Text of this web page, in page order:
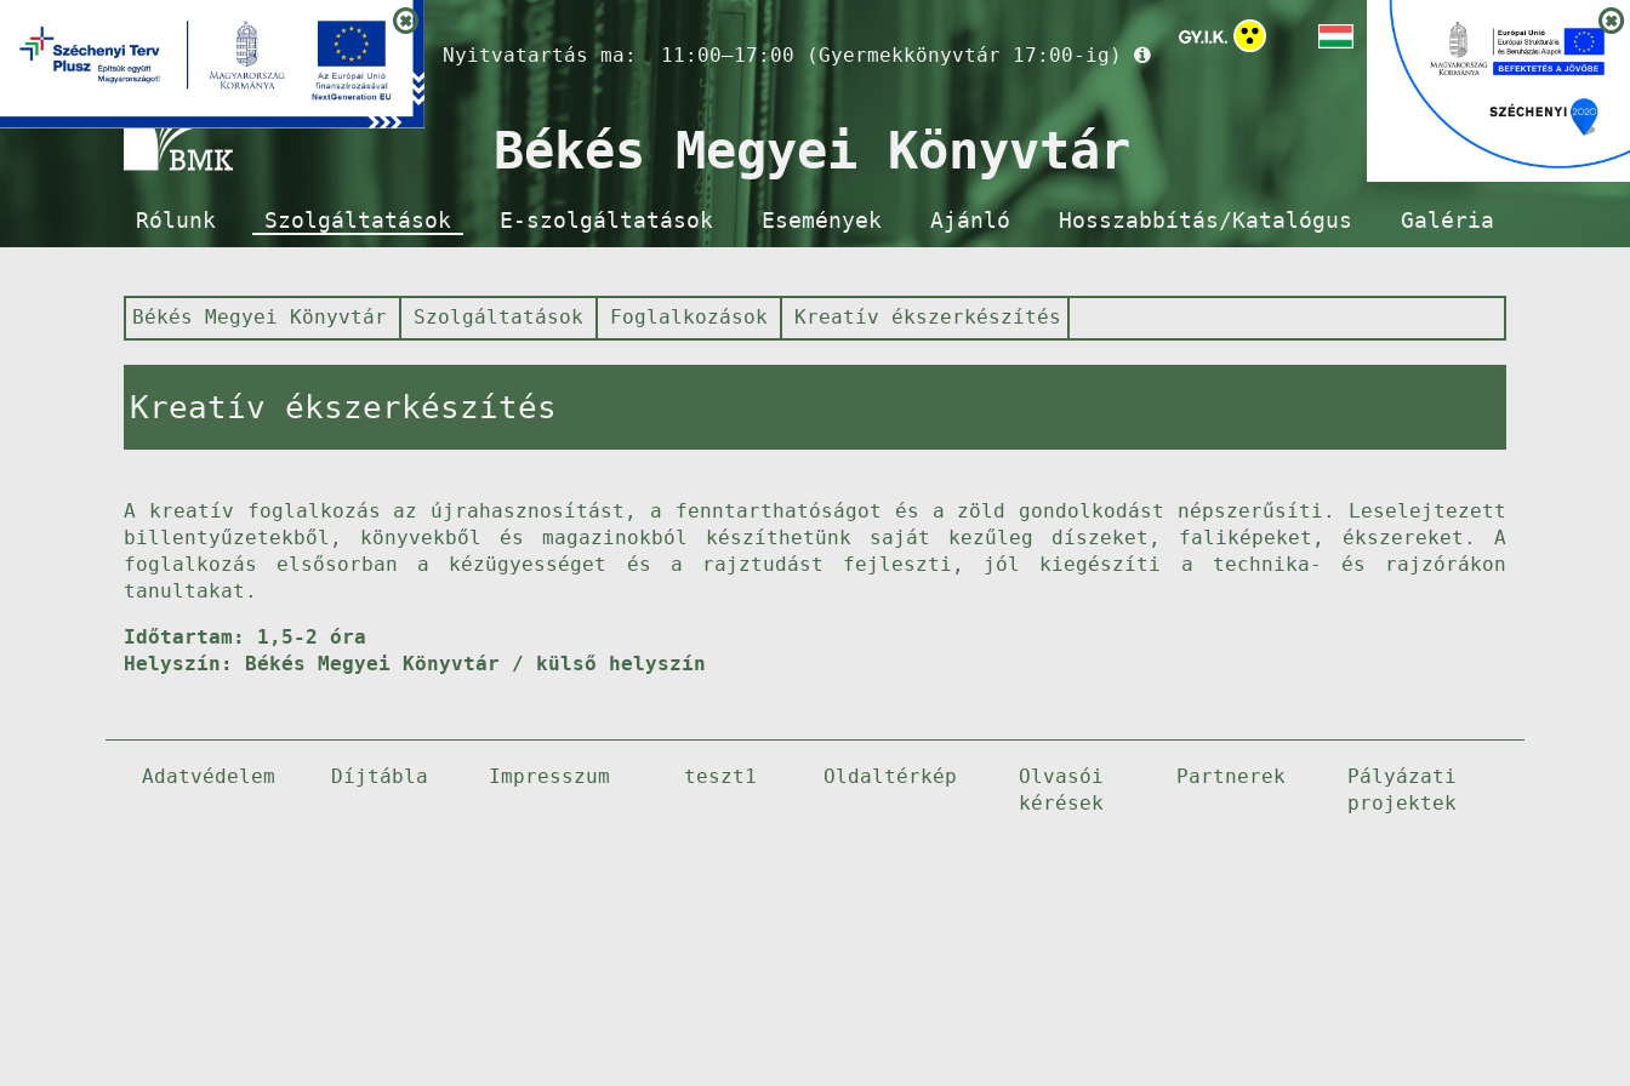
Nyitvatartás ma: 11:00–17:00 (Gyermekkönyvtár 17:00-ig)
Békés Megyei Könyvtár
Rólunk Szolgáltatások E-szolgáltatások Események Ajánló Hosszabbítás/Katalógus Galéria
Békés Megyei Könyvtár Szolgáltatások Foglalkozások Kreatív ékszerkészítés
Kreatív ékszerkészítés
A kreatív foglalkozás az újrahasznosítást, a fenntarthatóságot és a zöld gondolkodást népszerűsíti. Leselejtezett
billentyűzetekből, könyvekből és magazinokból készíthetünk saját kezűleg díszeket, faliképeket, ékszereket. A
foglalkozás elsősorban a kézügyességet és a rajztudást fejleszti, jól kiegészíti a technika- és rajzórákon
tanultakat.
Időtartam: 1,5-2 óra
Helyszín: Békés Megyei Könyvtár / külső helyszín
Adatvédelem Díjtábla Impresszum teszt1 Oldaltérkép
Olvasói
kérések
Partnerek
Pályázati
projektek